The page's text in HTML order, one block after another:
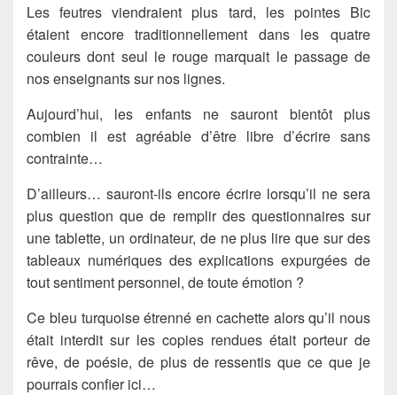
Les feutres viendraient plus tard, les pointes Bic
étaient encore traditionnellement dans les quatre
couleurs dont seul le rouge marquait le passage de
nos enseignants sur nos lignes.
Aujourd’hui, les enfants ne sauront bientôt plus
combien il est agréable d’être libre d’écrire sans
contrainte…
D’ailleurs… sauront-ils encore écrire lorsqu’il ne sera
plus question que de remplir des questionnaires sur
une tablette, un ordinateur, de ne plus lire que sur des
tableaux numériques des explications expurgées de
tout sentiment personnel, de toute émotion ?
Ce bleu turquoise étrenné en cachette alors qu’il nous
était interdit sur les copies rendues était porteur de
rêve, de poésie, de plus de ressentis que ce que je
pourrais confier ici…